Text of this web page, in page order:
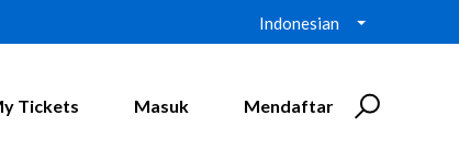
Indonesian
Tickets Masuk Mendaftar